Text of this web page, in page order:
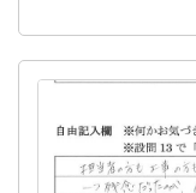
本当に有難うござ
近い将来、改めて
すので、どうぞよ
訪問いただいた
会社だなと思い
っぱり人だなぁ